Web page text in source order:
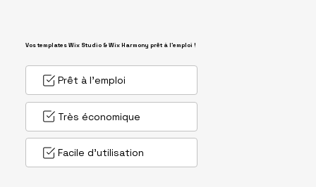
Vos templates Wix Studio & Wix Harmony prêt à l'emploi !
Prêt à l'emploi
Très économique
Facile d'utilisation